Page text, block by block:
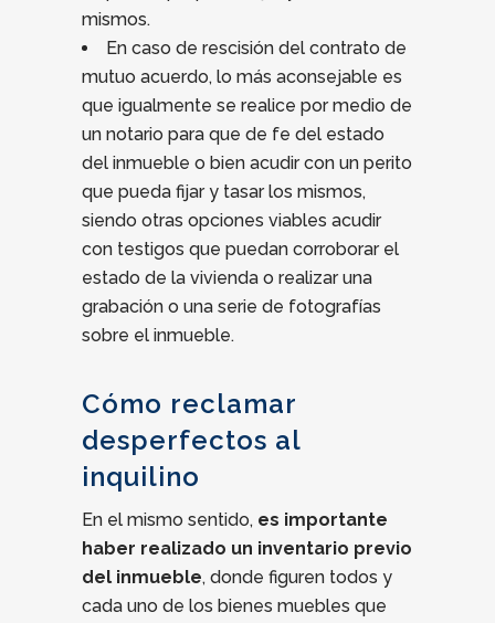
mismos.
En caso de rescisión del contrato de
mutuo acuerdo, lo más aconsejable es
que igualmente se realice por medio de
un notario para que de fe del estado
del inmueble o bien acudir con un perito
que pueda fijar y tasar los mismos,
siendo otras opciones viables acudir
con testigos que puedan corroborar el
estado de la vivienda o realizar una
grabación o una serie de fotografías
sobre el inmueble.
Cómo reclamar
desperfectos al
inquilino
En el mismo sentido, es importante
haber realizado un inventario previo
del inmueble, donde figuren todos y
cada uno de los bienes muebles que